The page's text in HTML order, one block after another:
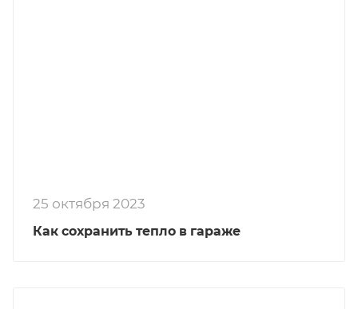
25 октября 2023
Как сохранить тепло в гараже